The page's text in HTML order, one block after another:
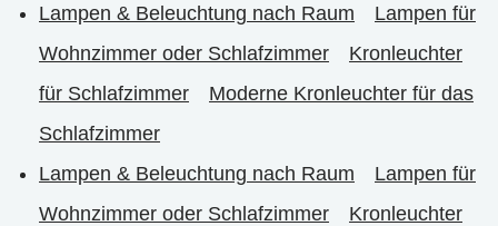
Lampen & Beleuchtung nach Raum
Lampen für
Wohnzimmer oder Schlafzimmer
Kronleuchter
für Schlafzimmer
Moderne Kronleuchter für das
Schlafzimmer
Lampen & Beleuchtung nach Raum
Lampen für
Wohnzimmer oder Schlafzimmer
Kronleuchter